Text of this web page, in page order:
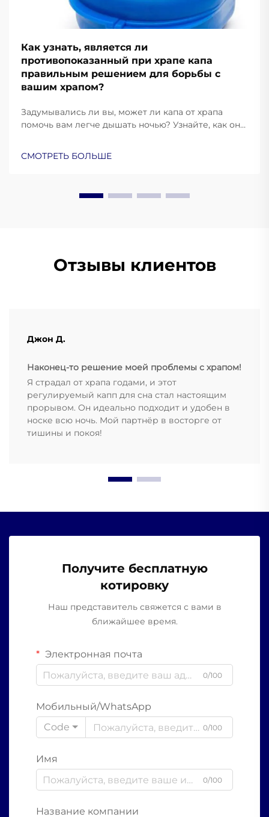
Как узнать, является ли
противопоказанный при храпе капа
правильным решением для борьбы с
вашим храпом?
Задумывались ли вы, может ли капа от храпа
помочь вам легче дышать ночью? Узнайте, как она
лечения. Узнайте больше уже сейчас.
СМОТРЕТЬ БОЛЬШЕ
Отзывы клиентов
Джон Д.
Наконец-то решение моей проблемы с храпом!
Я страдал от храпа годами, и этот
регулируемый капп для сна стал настоящим
прорывом. Он идеально подходит и удобен в
носке всю ночь. Мой партнёр в восторге от
тишины и покоя!
Получите бесплатную
котировку
Наш представитель свяжется с вами в
ближайшее время.
Электронная почта
0/100
Мобильный/WhatsApp
Code
0/100
Имя
0/100
Название компании